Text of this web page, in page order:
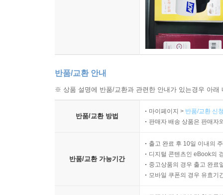
반품/교환 안내
※ 상품 설명에 반품/교환과 관련한 안내가 있는경우 아
반품/교환 방법
마이페이지 > 반품/교환 신
판매자 배송 상품은 판매자
반품/교환 가능기간
출고 완료 후 10일 이내의
디지털 콘텐츠인 eBook의
중고상품의 경우 출고 완료
모바일 쿠폰의 경우 유효기